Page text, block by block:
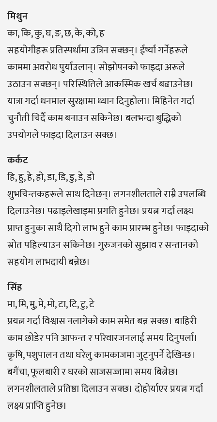
मिथुन
का, कि, कु, घ, ङ, छ, के, को, ह
सहयोगीहरू प्रतिस्पर्धामा उत्रिन सक्छन्। ईर्ष्या गर्नेहरूले
काममा अवरोध पुर्याउलान्। सोझोपनको फाइदा अरूले
उठाउन सक्छन्। परिस्थितिले आकस्मिक खर्च बढाउनेछ।
यात्रा गर्दा धनमाल सुरक्षामा ध्यान दिनुहोला। मिहिनेत गर्दा
चुनौती चिर्दै काम बनाउन सकिनेछ। बलभन्दा बुद्धिको
उपयोगले फाइदा दिलाउन सक्छ।
कर्कट
हि, हु, हे, हो, डा, डि, डु, डे, डो
शुभचिन्तकहरूले साथ दिनेछन्। लगनशीलताले राम्रै उपलब्धि
दिलाउनेछ। पढाइलेखाइमा प्रगति हुनेछ। प्रयत्न गर्दा लक्ष्य
प्राप्त हुनुका साथै दिगो लाभ हुने काम प्रारम्भ हुनेछ। फाइदाको
स्रोत पहिल्याउन सकिनेछ। गुरुजनको सुझाव र सन्तानको
सहयोग लाभदायी बन्नेछ।
सिंह
मा, मि, मु, मे, मो, टा, टि, टु, टे
प्रयत्न गर्दा विश्वास नलागेको काम समेत बन्न सक्छ। बाहिरी
काम छोडेर पनि आफन्त र परिवारजनलाई समय दिनुपर्ला।
कृषि, पशुपालन तथा घरेलु कामकाजमा जुट्नुपर्ने देखिन्छ।
बगैंचा, फूलबारी र घरको साजसज्जामा समय बित्नेछ।
लगनशीलताले प्रतिष्ठा दिलाउन सक्छ। दोहोर्याएर प्रयत्न गर्दा
लक्ष्य प्राप्ति हुनेछ।